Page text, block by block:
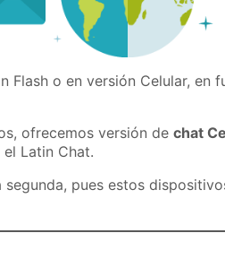
Flash o en versión Celular, en
ofrecemos versión dechat
Latin Chat.
pues estos